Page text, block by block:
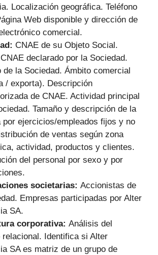
Localización geográfica. Teléfono
Web disponible y dirección de
comercial.
CNAE de su Objeto Social.
declarado por la Sociedad.
de la Sociedad. Ámbito comercial
/ exporta). Descripción
de CNAE. Actividad principal
Tamaño y descripción de la
por ejercicios/empleados fijos y no
de ventas según zona
actividad, productos y clientes.
del personal por sexo y por
societarias: Accionistas de
Empresas participadas por Alter
SA.
corporativa: Análisis del
relacional. Identifica si Alter
SA es matriz de un grupo de